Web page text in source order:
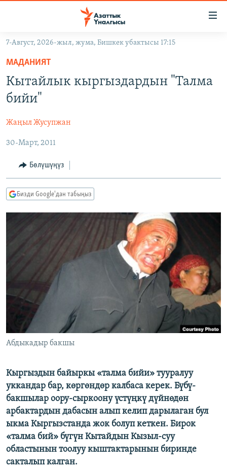
Навигацияга
өтүңүз
Издөөгө
салыңызКЫРГЫЗСТАН
ЭКОНОМИКА
МАДАНИЯТ
ДҮЙНӨ
БОРБОР АЗИЯ
АТАЙЫН ИЛИКТӨӨ
ТВ ПРОГРАММАЛАР
БҮГҮН АЗАТТЫКТА
БИЗ ЖАНА ДҮЙНӨ
АЗАТТЫК+
ЫҢГАЙСЫЗ СУРООЛОР
ПОДКАСТ
ӨЗГӨЧӨ ПИКИР
ОНЛАЙН ШЕРИНЕ
ЭЕ/АРнун бардык сайттары
7-Август, 2026-жыл, жума, Бишкек убактысы 17:15
МАДАНИЯТ
Кытайлык кыргыздардын "Талма
бийи"
Жаңыл Жусупжан
30-Март, 2011
Бөлүшүңүз
Бизди Google'дан табыңыз
Абдыкадыр бакшы
Кыргыздын байыркы «талма бийи» тууралуу
уккандар бар, көргөндөр калбаса керек. Бүбү-
бакшылар оору-сыркоону үстүңкү дүйнөдөн
арбактардын дабасын алып келип дарылаган бул
ыкма Кыргызстанда жок болуп кеткен. Бирок
«талма бий» бүгүн Кытайдын Кызыл-суу
областынын тоолуу кыштактарынын биринде
сакталып калган.